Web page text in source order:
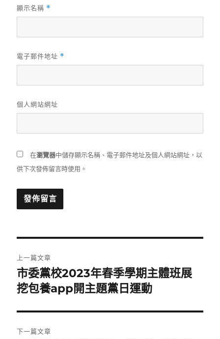
顯示名稱 *
電子郵件地址 *
個人網站網址
在瀏覽器中儲存顯示名稱、電子郵件地址及個人網站網址，以
供下次發佈留言時使用。
章
導
覽
上一篇文章
上
一
文
章:
市委黨校2023年春季學期主體班展
挖包養app開主題黨日運動
下一篇文章